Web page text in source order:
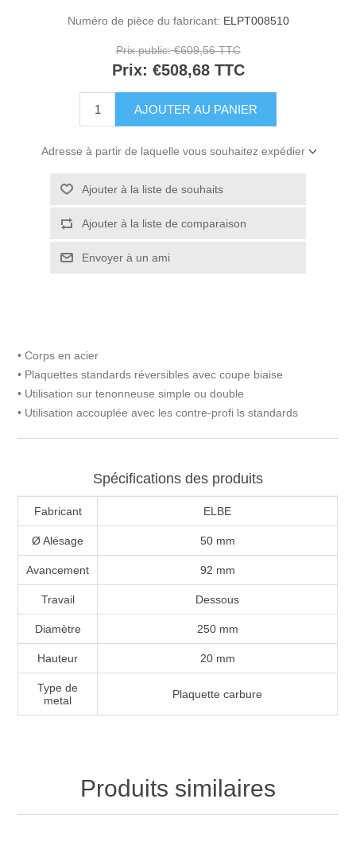
Numéro de pièce du fabricant: ELPT008510
Prix public: €609,56 TTC
Prix: €508,68 TTC
Adresse à partir de laquelle vous souhaitez expédier
• Corps en acier
• Plaquettes standards réversibles avec coupe biaise
• Utilisation sur tenonneuse simple ou double
• Utilisation accouplée avec les contre-profi ls standards
Spécifications des produits
Fabricant ELBE
Ø Alésage 50 mm
Avancement 92 mm
Travail Dessous
Diamètre 250 mm
Hauteur 20 mm
Type de
metal
Plaquette carbure
Produits similaires